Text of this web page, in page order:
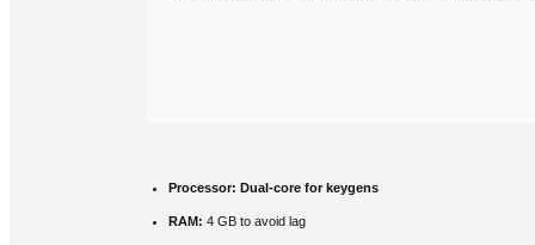
Processor: Dual-core for keygens
RAM: 4 GB to avoid lag